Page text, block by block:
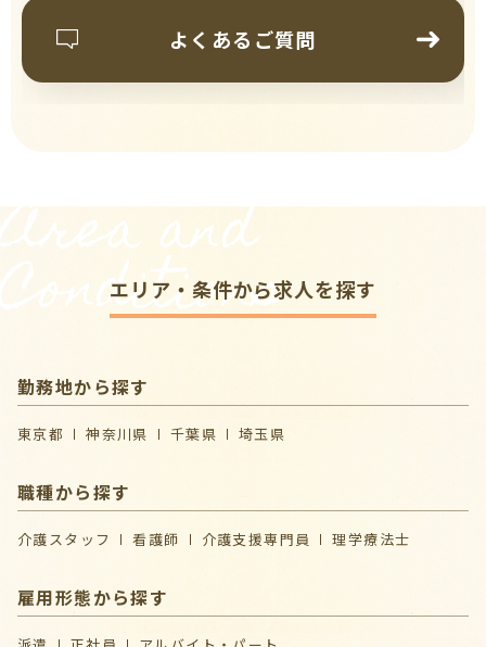
よくあるご質問
Area and
Conditions
エリア・条件から求人を探す
勤務地から探す
東京都 神奈川県 千葉県 埼玉県
職種から探す
介護スタッフ 看護師 介護支援専門員 理学療法士
雇用形態から探す